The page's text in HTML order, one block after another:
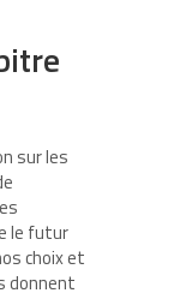
sur les
le futur
choix et
donnent